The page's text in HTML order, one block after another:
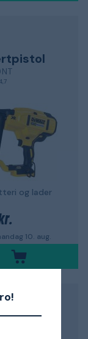
4,7
og lader
10. aug.